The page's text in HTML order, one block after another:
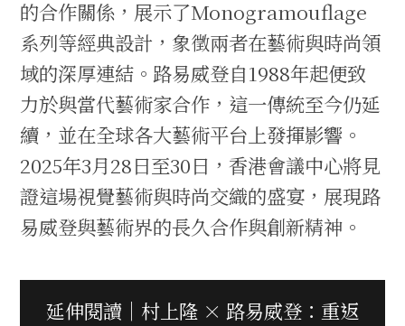
的合作關係，展示了Monogramouflage
系列等經典設計，象徵兩者在藝術與時尚領
域的深厚連結。路易威登自1988年起便致
力於與當代藝術家合作，這一傳統至今仍延
續，並在全球各大藝術平台上發揮影響。
2025年3月28日至30日，香港會議中心將見
證這場視覺藝術與時尚交織的盛宴，展現路
易威登與藝術界的長久合作與創新精神。
延伸閱讀｜村上隆 × 路易威登：重返